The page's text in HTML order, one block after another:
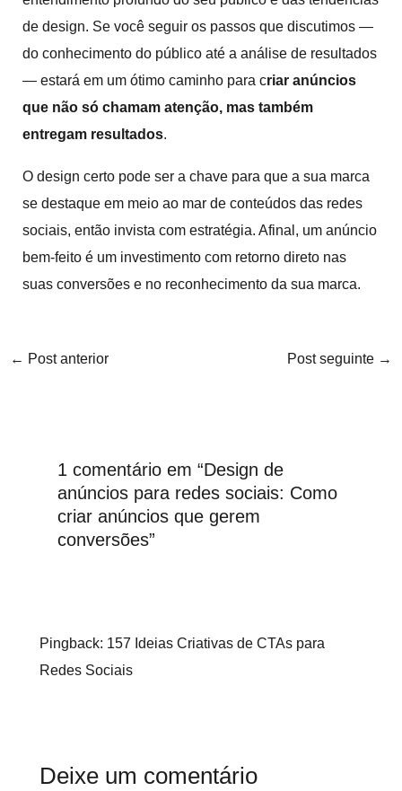
de design. Se você seguir os passos que discutimos —
do conhecimento do público até a análise de resultados
— estará em um ótimo caminho para criar anúncios
que não só chamam atenção, mas também
entregam resultados.
O design certo pode ser a chave para que a sua marca
se destaque em meio ao mar de conteúdos das redes
sociais, então invista com estratégia. Afinal, um anúncio
bem-feito é um investimento com retorno direto nas
suas conversões e no reconhecimento da sua marca.
← Post anterior Post seguinte →
1 comentário em “Design de
anúncios para redes sociais: Como
criar anúncios que gerem
conversões”
Pingback: 157 Ideias Criativas de CTAs para
Redes Sociais
Deixe um comentário